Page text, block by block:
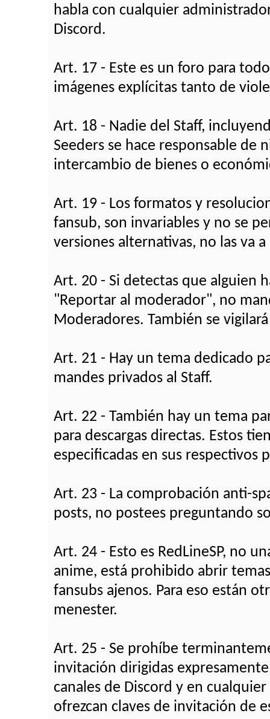
habla con cualquier
Discord.
Art. 17 - Este es un foro para
imágenes explícitas tanto de
Art. 18 - Nadie del Staff,
Seeders se hace responsable de
intercambio de bienes o
Art. 19 - Los formatos y
fansub, son invariables y no se
versiones alternativas, no las va
Art. 20 - Si detectas que alguien
"Reportar al moderador", no
Moderadores. También se
Art. 21 - Hay un tema dedicado
mandes privados al Staff.
Art. 22 - También hay un tema
para descargas directas. Estos
especificadas en sus respectivos
Art. 23 - La comprobación anti-
posts, no postees preguntando
Art. 24 - Esto es RedLineSP, no
anime, está prohibido abrir
fansubs ajenos. Para eso están
menester.
Art. 25 - Se prohíbe
invitación dirigidas
canales de Discord y en
ofrezcan claves de invitación de